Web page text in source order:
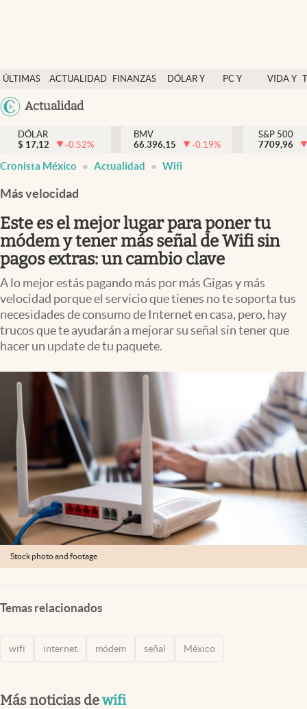
ÚLTIMAS
NOTICIAS
ACTUALIDAD
FINANZAS
DÓLAR Y
PC Y
VIDA Y
México
Actualidad
Actualidad
Finanzas y economía
Dólar y mercados
Pc y celular
Vida y estilo
Tv
Clima
Espiritualidad
abre en nueva pestaña
México
DÓLAR
$ 17,12 -0.52%
BMV
66.396,15
-0.19%
S&P 500
7709,96
Cronista México Actualidad Wifi
Más velocidad
Este es el mejor lugar para poner tu
módem y tener más señal de Wifi sin
pagos extras: un cambio clave
A lo mejor estás pagando más por más Gigas y más
velocidad porque el servicio que tienes no te soporta tus
necesidades de consumo de Internet en casa, pero, hay
trucos que te ayudarán a mejorar su señal sin tener que
hacer un update de tu paquete.
Stock photo and footage
Temas relacionados
wifi internet módem señal México
Más noticias dewifi